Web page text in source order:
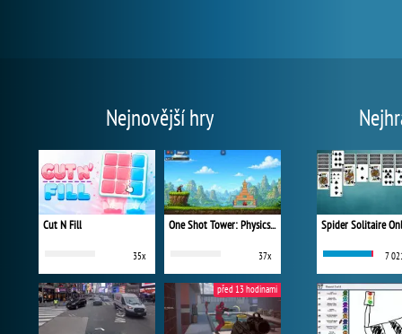
Nejnovější hry
Cut N Fill
35x
One Shot Tower: Physics Destroyer
37x
před 13 hodinami
Spider Solitaire
7